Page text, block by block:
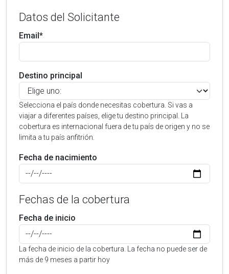
Datos del Solicitante
Email*
Destino principal
Selecciona el país donde necesitas cobertura. Si vas a
viajar a diferentes países, elige tu destino principal. La
cobertura es internacional fuera de tu país de origen y no se
limita a tu país anfitrión.
Fecha de nacimiento
Fechas de la cobertura
Fecha de inicio
La fecha de inicio de la cobertura. La fecha no puede ser de
más de 9 meses a partir hoy